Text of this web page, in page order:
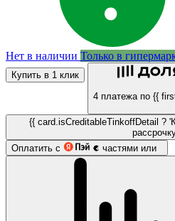
Нет в наличии Только в
Купить в 1 клик
4 платежа по {{
{{ card.isCreditableTinkoffDetail ?
Оплатить с
частями или